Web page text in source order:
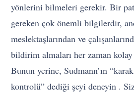
yönlerini bilmeleri gerekir. Bir
gereken çok önemli bilgilerdir,
meslektaşlarından ve
bildirim almaları her zaman
Bunun yerine, Sudmann’ın
kontrolü” dediği şeyi deneyin .